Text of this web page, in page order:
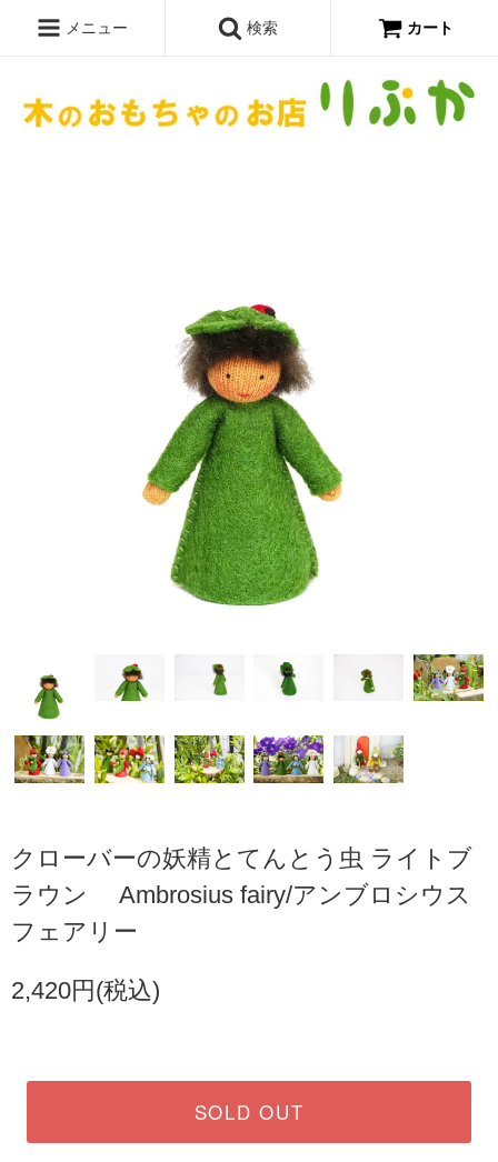
メニュー 検索 カート
クローバーの妖精とてんとう虫 ライトブ
ラウン Ambrosius fairy/アンブロシウス
フェアリー
2,420円(税込)
SOLD OUT